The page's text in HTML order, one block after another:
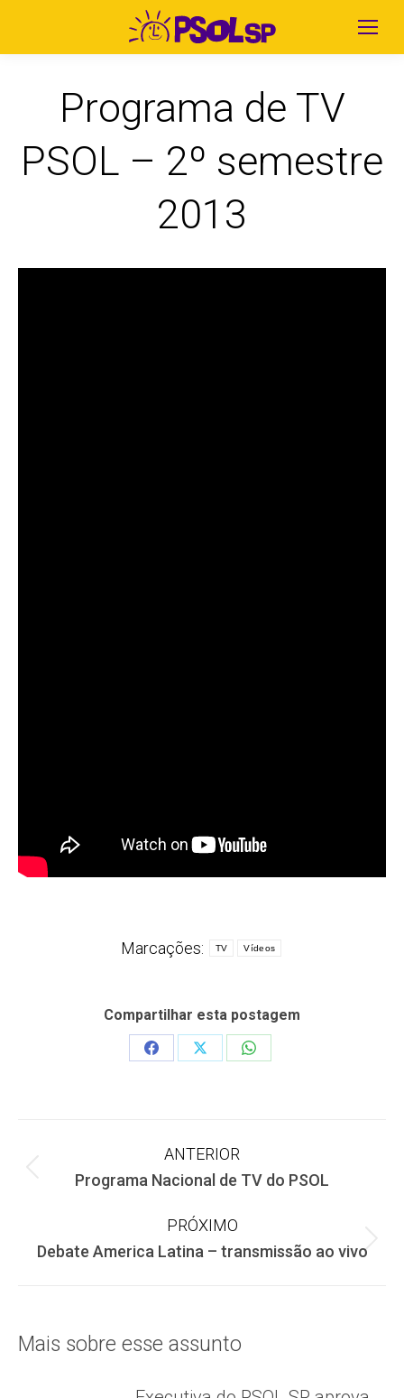
Programa de TV
PSOL – 2º semestre
2013
Marcações: TV Vídeos
Compartilhar esta postagem
Share
Share
Share
Navegação
post:
ANTERIOR
Post
Programa Nacional de TV do PSOL
PRÓXIMO
Próximo
Debate America Latina – transmissão ao vivo
Mais sobre esse assunto